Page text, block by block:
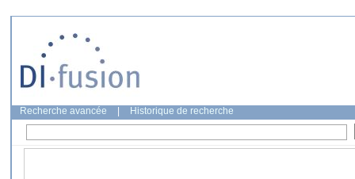
Recherche avancée Historique de recherche